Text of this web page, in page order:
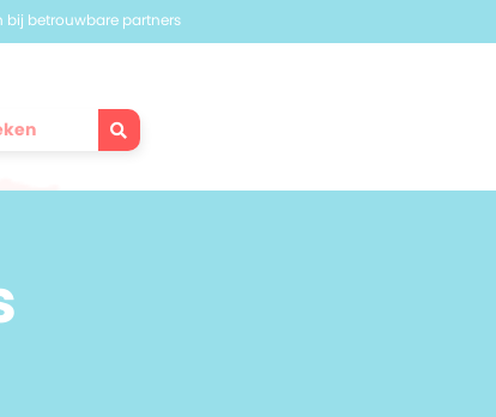
bij betrouwbare partners